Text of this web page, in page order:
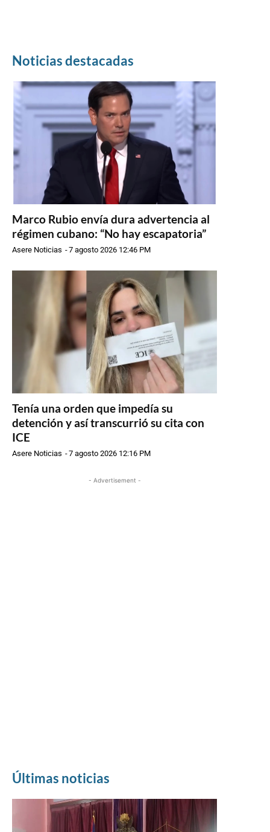
Noticias destacadas
Marco Rubio envía dura advertencia al
régimen cubano: “No hay escapatoria”
Asere Noticias -7 agosto 2026 12:46 PM
Tenía una orden que impedía su
detención y así transcurrió su cita con
ICE
Asere Noticias -7 agosto 2026 12:16 PM
- Advertisement -
Últimas noticias